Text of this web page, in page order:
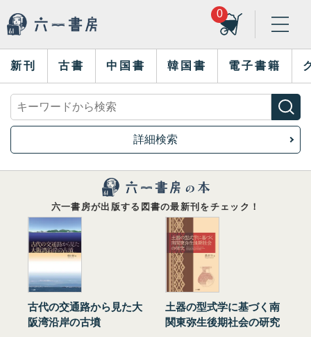
0
新刊 古書 中国書 韓国書 電子書籍
詳細検索
六一書房が出版する図書の最新刊をチェック！
古代の交通路から見た大
阪湾沿岸の古墳
土器の型式学に基づく南
関東弥生後期社会の研究